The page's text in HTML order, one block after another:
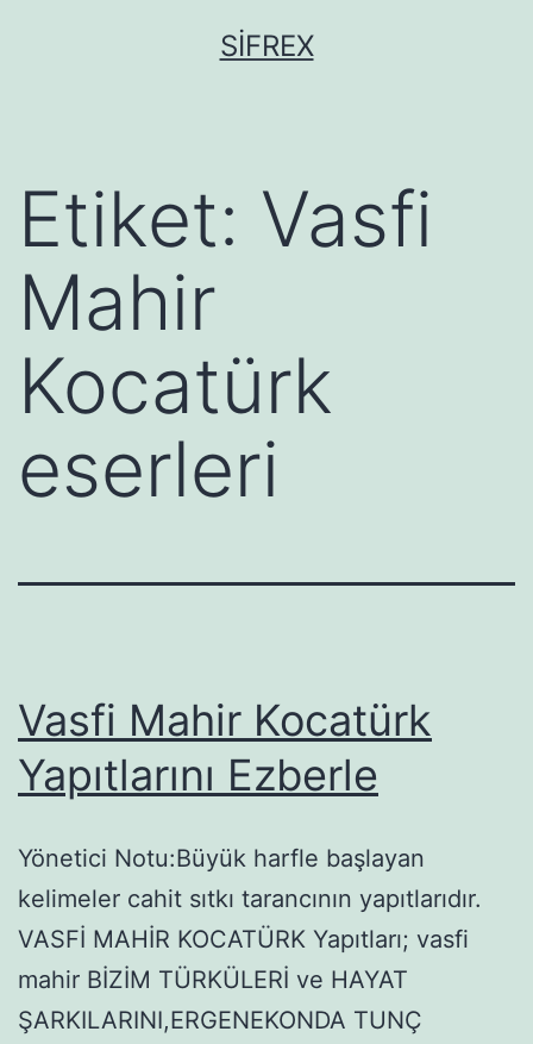
SIFREX
Etiket: Vasfi
Mahir
Kocatürk
eserleri
Vasfi Mahir Kocatürk
Yapıtlarını Ezberle
Yönetici Notu:Büyük harfle başlayan
kelimeler cahit sıtkı tarancının yapıtlarıdır.
VASFİ MAHİR KOCATÜRK Yapıtları; vasfi
mahir BİZİM TÜRKÜLERİ ve HAYAT
ŞARKILARINI,ERGENEKONDA TUNÇ